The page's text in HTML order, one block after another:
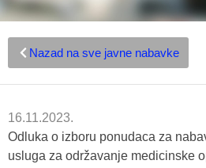
Nazad na sve javne nabavke
16.11.2023.
Odluka o izboru ponudaca za
usluga za održavanje medicinske